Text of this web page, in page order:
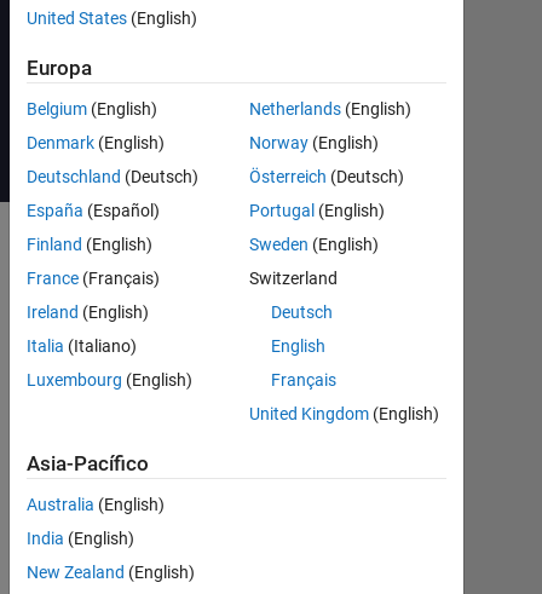
horarios e
inscríbase
Detalles
del curso
Este curso se
centra en el
varios dominios
físicos y su
combinación en
un sistema
el entorno de
United States (English)
Europa
Belgium (English)
Denmark (English)
Deutschland (Deutsch)
España (Español)
Finland (English)
France (Français)
Ireland (English)
Italia (Italiano)
Luxembourg (English)
Netherlands (English)
Norway (English)
Österreich (Deutsch)
Portugal (English)
Sweden (English)
Switzerland
Deutsch
English
Français
United Kingdom (English)
Asia-Pacífico
Australia (English)
India (English)
New Zealand (English)